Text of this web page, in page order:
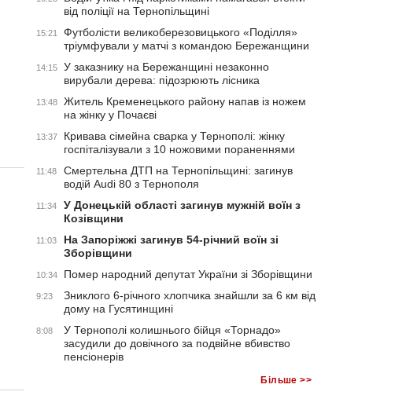
від поліції на Тернопільщині
15:21
Футболісти великоберезовицького «Поділля»
тріумфували у матчі з командою Бережанщини
14:15
У заказнику на Бережанщині незаконно
вирубали дерева: підозрюють лісника
13:48
Житель Кременецького району напав із ножем
на жінку у Почаєві
13:37
Кривава сімейна сварка у Тернополі: жінку
госпіталізували з 10 ножовими пораненнями
11:48
Смертельна ДТП на Тернопільщині: загинув
водій Audi 80 з Тернополя
11:34
У Донецькій області загинув мужній воїн з
Козівщини
11:03
На Запоріжжі загинув 54-річний воїн зі
Зборівщини
10:34 Помер народний депутат України зі Зборівщини
9:23
Зниклого 6-річного хлопчика знайшли за 6 км від
дому на Гусятинщині
8:08
У Тернополі колишнього бійця «Торнадо»
засудили до довічного за подвійне вбивство
пенсіонерів
Більше >>